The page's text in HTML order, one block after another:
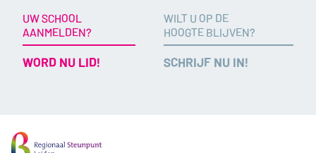
UW SCHOOL
AANMELDEN?
WORD NU LID!
WILT U OP DE
HOOGTE BLIJVEN?
SCHRIJF NU IN!